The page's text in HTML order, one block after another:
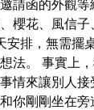
請函的外觀
櫻花、風信子
安排，無需擺
法。 事實上
情來讓別人
你剛剛坐在